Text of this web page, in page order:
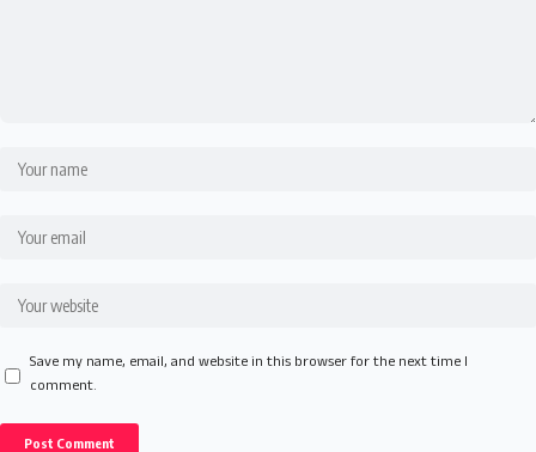
Save my name, email, and website in this browser for the next time I
comment.